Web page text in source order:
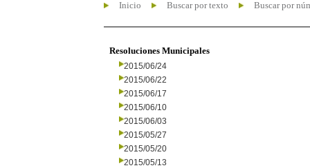
Inicio Buscar por texto Buscar por
Resoluciones Municipales
2015/06/24
2015/06/22
2015/06/17
2015/06/10
2015/06/03
2015/05/27
2015/05/20
2015/05/13